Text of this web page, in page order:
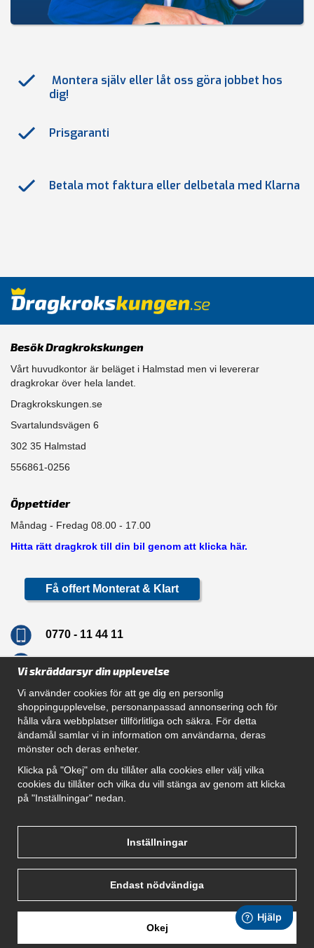
Montera själv eller låt oss göra jobbet hos
dig!
Prisgaranti
Betala mot faktura eller delbetala med Klarna
Besök Dragkrokskungen
Vårt huvudkontor är beläget i Halmstad men vi levererar
dragkrokar över hela landet.
Dragkrokskungen.se
Svartalundsvägen 6
302 35 Halmstad
556861-0256
Öppettider
Måndag - Fredag 08.00 - 17.00
Hitta rätt dragkrok till din bil genom att klicka här.
Få offert Monterat & Klart
0770 - 11 44 11
Navigation
Hur beställer jag
Gör Det Själv Paket
Montera dragkrok
SUPPORT
Villkor
Vi skräddarsyr din upplevelse
Vi använder cookies för att ge dig en personlig
shoppingupplevelse, personanpassad annonsering och för
hålla våra webbplatser tillförlitliga och säkra. För detta
ändamål samlar vi in information om användarna, deras
mönster och deras enheter.
Klicka på "Okej" om du tillåter alla cookies eller välj vilka
cookies du tillåter och vilka du vill stänga av genom att klicka
på "Inställningar" nedan.
Inställningar
Endast nödvändiga
Okej